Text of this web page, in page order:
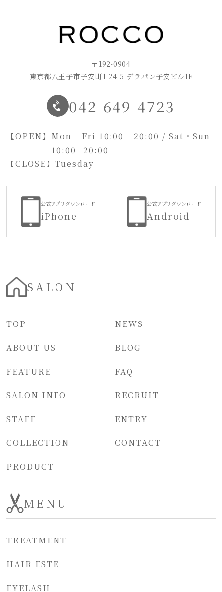
〒192-0904
東京都八王子市子安町1-24-5 デラパン子安ビル1F
042-649-4723
【OPEN】 Mon - Fri 10:00 - 20:00 / Sat・Sun
10:00 -20:00
【CLOSE】Tuesday
公式アプリダウンロード
iPhone
公式アプリダウンロード
Android
SALON
TOP
ABOUT US
FEATURE
SALON INFO
STAFF
COLLECTION
PRODUCT
NEWS
BLOG
FAQ
RECRUIT
ENTRY
CONTACT
MENU
TREATMENT
HAIR ESTE
EYELASH